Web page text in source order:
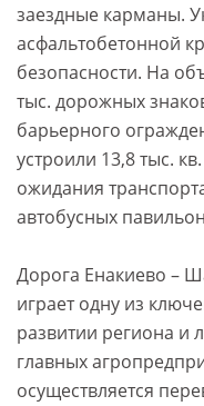
заездные карманы.
асфальтобетонной
безопасности. На
тыс. дорожных
барьерного
устроили 13,8 тыс.
ожидания
автобусных
Дорога Енакиево –
играет одну из
развитии региона и
главных
осуществляется